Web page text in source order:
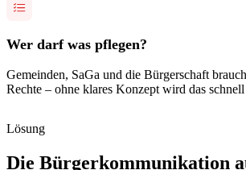
Wer darf was pflegen?
Gemeinden, SaGa und die Bürgerschaft
Rechte – ohne klares Konzept wird das
Lösung
Die Bürgerkommunikation